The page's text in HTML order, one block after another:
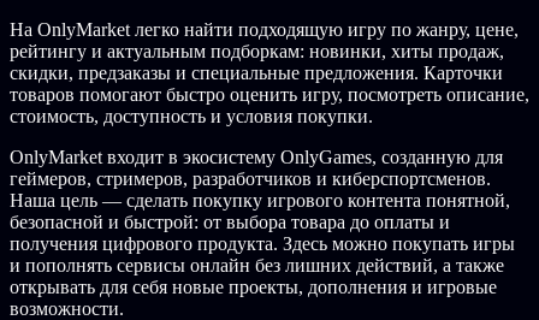
На OnlyMarket легко найти подходящую игру по жанру, цене,
рейтингу и актуальным подборкам: новинки, хиты продаж,
скидки, предзаказы и специальные предложения. Карточки
товаров помогают быстро оценить игру, посмотреть описание,
стоимость, доступность и условия покупки.
OnlyMarket входит в экосистему OnlyGames, созданную для
геймеров, стримеров, разработчиков и киберспортсменов.
Наша цель — сделать покупку игрового контента понятной,
безопасной и быстрой: от выбора товара до оплаты и
получения цифрового продукта. Здесь можно покупать игры
и пополнять сервисы онлайн без лишних действий, а также
открывать для себя новые проекты, дополнения и игровые
возможности.